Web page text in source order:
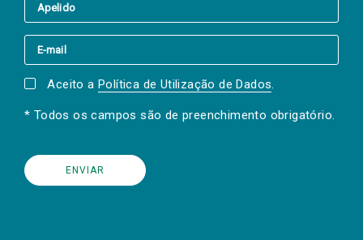
Aceito a Política de Utilização de Dados.
* Todos os campos são de preenchimento obrigatório.